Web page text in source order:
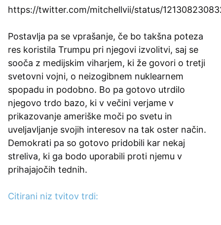
https://twitter.com/mitchellvii/status/
Postavlja pa se vprašanje, če bo takšna poteza
res koristila Trumpu pri njegovi izvolitvi, saj se
sooča z medijskim viharjem, ki že govori o tretji
svetovni vojni, o neizogibnem nuklearnem
spopadu in podobno. Bo pa gotovo utrdilo
njegovo trdo bazo, ki v večini verjame v
prikazovanje ameriške moči po svetu in
uveljavljanje svojih interesov na tak oster način.
Demokrati pa so gotovo pridobili kar nekaj
streliva, ki ga bodo uporabili proti njemu v
prihajajočih tednih.
Citirani niz tvitov trdi: